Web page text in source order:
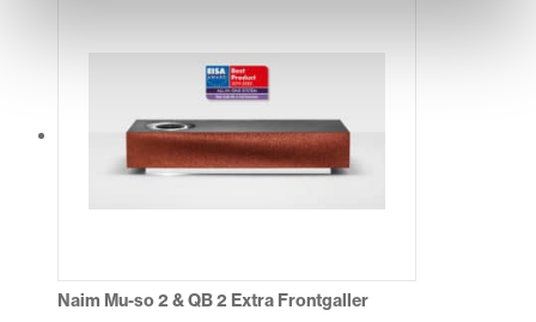
Naim Mu-so 2 & QB 2 Extra Frontgaller